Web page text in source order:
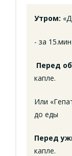
Утром:
- за
Перед
капле.
Или
до еды
Перед
капле.